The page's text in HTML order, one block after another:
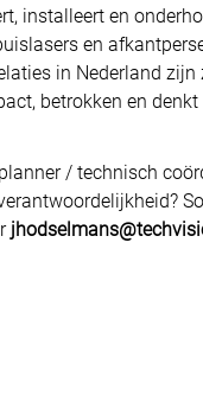
installeert en
en
in Nederland
betrokken en
/ technisch